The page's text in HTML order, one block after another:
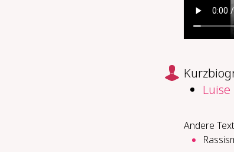
Andere